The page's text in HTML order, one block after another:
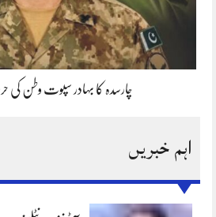
چارسدہ کا بہادر سپوت وطن کی
اہم خبریں